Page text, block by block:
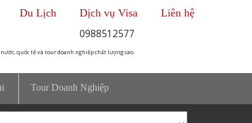
0988512577
quốc tế và tour doanh nghiệp chất lượng cao.
Du Lịch Dịch vụ Visa Liên hệ
Tour Doanh Nghiệp